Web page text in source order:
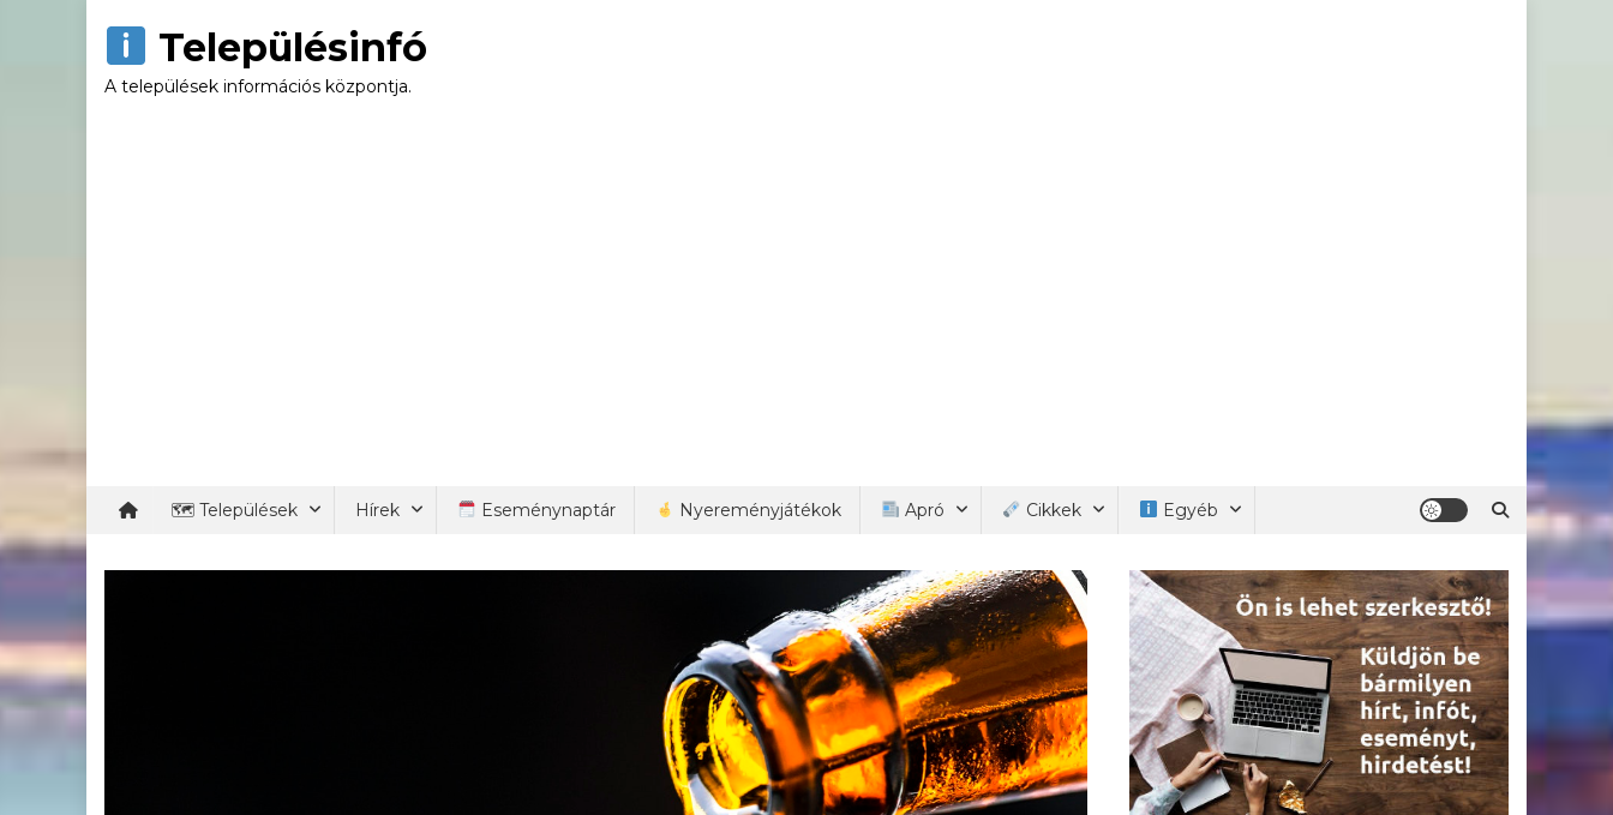
Településinfó
A települések információs központja.
🗺 Települések Hírek Eseménynaptár Nyereményjátékok Apró Cikkek Egyéb